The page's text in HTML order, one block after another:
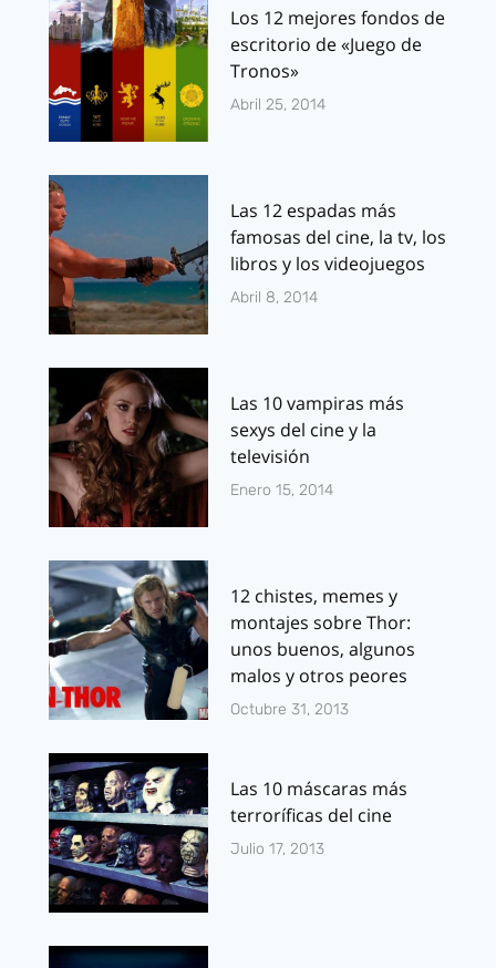
Los 12 mejores fondos de
escritorio de «Juego de
Tronos»
Abril 25, 2014
Las 12 espadas más
famosas del cine, la tv, los
libros y los videojuegos
Abril 8, 2014
Las 10 vampiras más
sexys del cine y la
televisión
Enero 15, 2014
12 chistes, memes y
montajes sobre Thor:
unos buenos, algunos
malos y otros peores
Octubre 31, 2013
Las 10 máscaras más
terroríficas del cine
Julio 17, 2013